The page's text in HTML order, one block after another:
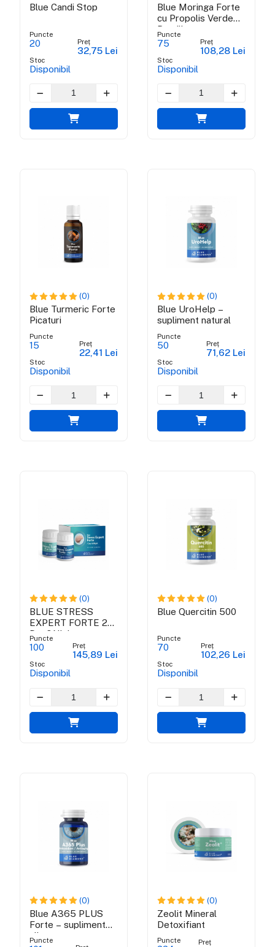
Blue Candi Stop
Puncte
20
Stoc
Disponibil
Preț
32,75 Lei
Blue Moringa Forte
cu Propolis Verde
Brazilian
Puncte
75
Stoc
Disponibil
Preț
108,28 Lei
(0)
Blue Turmeric Forte
Picaturi
Puncte
15
Stoc
Disponibil
Preț
22,41 Lei
(0)
Blue UroHelp –
supliment natural
Puncte
50
Stoc
Disponibil
Preț
71,62 Lei
(0)
BLUE STRESS
EXPERT FORTE 24
Day&Night -
supliment antistress
100% natural
Puncte
100
Stoc
Disponibil
Preț
145,89 Lei
(0)
Blue Quercitin 500
Puncte
70
Stoc
Disponibil
Preț
102,26 Lei
(0)
Blue A365 PLUS
Forte – supliment
alimentar
Puncte
(0)
Zeolit Mineral
Detoxifiant
Puncte Preț